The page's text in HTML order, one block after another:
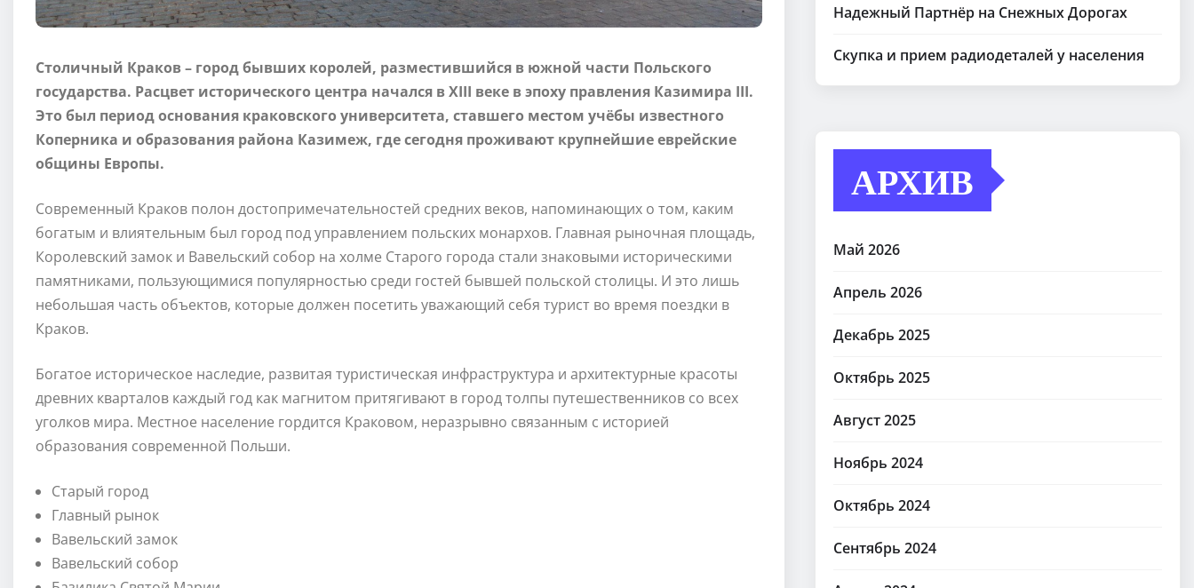
Столичный Краков – город бывших королей, разместившийся в южной части Польского
государства. Расцвет исторического центра начался в XIII веке в эпоху правления Казимира III.
Это был период основания краковского университета, ставшего местом учёбы известного
Коперника и образования района Казимеж, где сегодня проживают крупнейшие еврейские
общины Европы.
Современный Краков полон достопримечательностей средних веков, напоминающих о том, каким
богатым и влиятельным был город под управлением польских монархов. Главная рыночная площадь,
Королевский замок и Вавельский собор на холме Старого города стали знаковыми историческими
памятниками, пользующимися популярностью среди гостей бывшей польской столицы. И это лишь
небольшая часть объектов, которые должен посетить уважающий себя турист во время поездки в
Краков.
Богатое историческое наследие, развитая туристическая инфраструктура и архитектурные красоты
древних кварталов каждый год как магнитом притягивают в город толпы путешественников со всех
уголков мира. Местное население гордится Краковом, неразрывно связанным с историей
образования современной Польши.
Старый город
Главный рынок
Вавельский замок
Вавельский собор
Надежный Партнёр на Снежных Дорогах
Скупка и прием радиодеталей у населения
АРХИВ
Май 2026
Апрель 2026
Декабрь 2025
Октябрь 2025
Август 2025
Ноябрь 2024
Октябрь 2024
Сентябрь 2024